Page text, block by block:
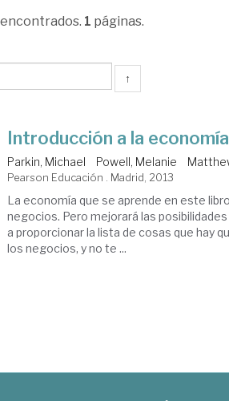
1 páginas.
↑
Introducción a la economía
Parkin, Michael Powell, Melanie
Pearson Educación . Madrid, 2013
La economía que se aprende en este
negocios. Pero mejorará las
a proporcionar la lista de cosas que hay
los negocios, y no te ...